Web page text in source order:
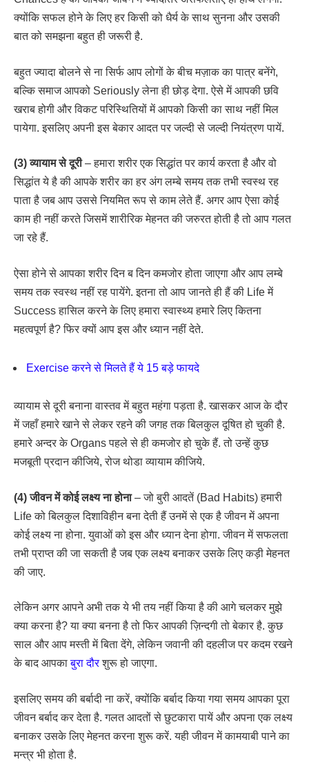
क्योंकि सफल होने के लिए हर किसी को धैर्य के साथ सुनना और उसकी
बात को समझना बहुत ही जरूरी है.
बहुत ज्यादा बोलने से ना सिर्फ आप लोगों के बीच मज़ाक का पात्र बनेंगे,
बल्कि समाज आपको Seriously लेना ही छोड़ देगा. ऐसे में आपकी छवि
खराब होगी और विकट परिस्थितियों में आपको किसी का साथ नहीं मिल
पायेगा. इसलिए अपनी इस बेकार आदत पर जल्दी से जल्दी नियंत्रण पायें.
(3) व्यायाम से दूरी– हमारा शरीर एक सिद्धांत पर कार्य करता है और वो
सिद्धांत ये है की आपके शरीर का हर अंग लम्बे समय तक तभी स्वस्थ रह
पाता है जब आप उससे नियमित रूप से काम लेते हैं. अगर आप ऐसा कोई
काम ही नहीं करते जिसमें शारीरिक मेहनत की जरुरत होती है तो आप गलत
जा रहे हैं.
ऐसा होने से आपका शरीर दिन ब दिन कमजोर होता जाएगा और आप लम्बे
समय तक स्वस्थ नहीं रह पायेंगे. इतना तो आप जानते ही हैं की Life में
Success हासिल करने के लिए हमारा स्वास्थ्य हमारे लिए कितना
महत्वपूर्ण है? फिर क्यों आप इस और ध्यान नहीं देते.
Exercise करने से मिलते हैं ये 15 बड़े फायदे
व्यायाम से दूरी बनाना वास्तव में बहुत महंगा पड़ता है. खासकर आज के दौर
में जहाँ हमारे खाने से लेकर रहने की जगह तक बिलकुल दूषित हो चुकी है.
हमारे अन्दर के Organs पहले से ही कमजोर हो चुके हैं. तो उन्हें कुछ
मजबूती प्रदान कीजिये, रोज थोडा व्यायाम कीजिये.
(4) जीवन में कोई लक्ष्य ना होना– जो बुरी आदतें (Bad Habits) हमारी
Life को बिलकुल दिशाविहीन बना देती हैं उनमें से एक है जीवन में अपना
कोई लक्ष्य ना होना. युवाओं को इस और ध्यान देना होगा. जीवन में सफलता
तभी प्राप्त की जा सकती है जब एक लक्ष्य बनाकर उसके लिए कड़ी मेहनत
की जाए.
लेकिन अगर आपने अभी तक ये भी तय नहीं किया है की आगे चलकर मुझे
क्या करना है? या क्या बनना है तो फिर आपकी ज़िन्दगी तो बेकार है. कुछ
साल और आप मस्ती में बिता देंगे, लेकिन जवानी की दहलीज पर कदम रखने
के बाद आपकाबुरा दौरशुरू हो जाएगा.
इसलिए समय की बर्बादी ना करें, क्योंकि बर्बाद किया गया समय आपका पूरा
जीवन बर्बाद कर देता है. गलत आदतों से छुटकारा पायें और अपना एक लक्ष्य
बनाकर उसके लिए मेहनत करना शुरू करें. यही जीवन में कामयाबी पाने का
मन्त्र भी होता है.